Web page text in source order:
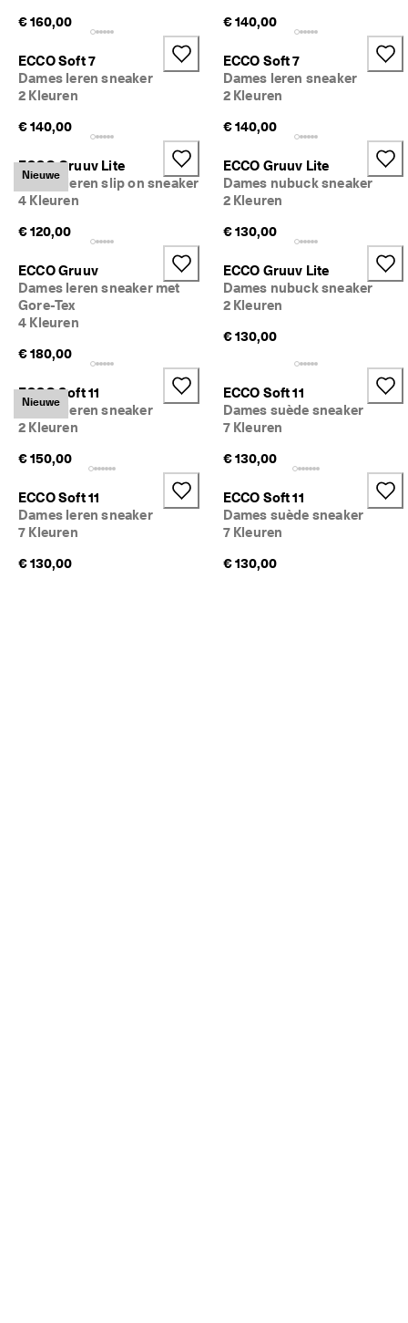
€ 160,00 € 140,00
ECCO Soft 7
Dames leren sneaker
2 Kleuren
€ 140,00
ECCO Soft 7
Dames leren sneaker
2 Kleuren
€ 140,00
Nieuwe
ECCO Gruuv Lite
Dames leren slip on sneaker
4 Kleuren
€ 120,00
ECCO Gruuv Lite
Dames nubuck sneaker
2 Kleuren
€ 130,00
ECCO Gruuv
Dames leren sneaker met
Gore-Tex
4 Kleuren
€ 180,00
ECCO Gruuv Lite
Dames nubuck sneaker
2 Kleuren
€ 130,00
Nieuwe
ECCO Soft 11
Dames leren sneaker
2 Kleuren
€ 150,00
ECCO Soft 11
Dames suède sneaker
7 Kleuren
€ 130,00
ECCO Soft 11
Dames leren sneaker
7 Kleuren
€ 130,00
ECCO Soft 11
Dames suède sneaker
7 Kleuren
€ 130,00